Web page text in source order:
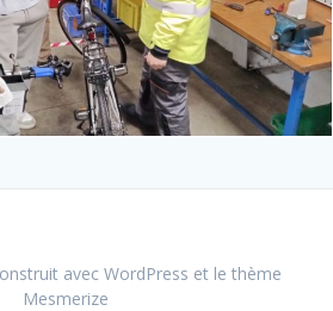
avec WordPress et le thème
Mesmerize